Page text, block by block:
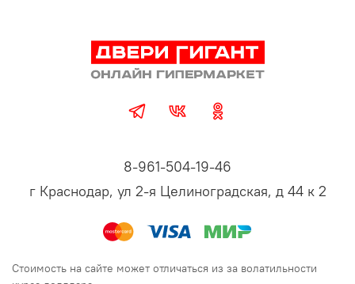
8-961-504-19-46
г Краснодар, ул 2-я Целиноградская, д 44 к 2
Стоимость на сайте может отличаться из за волатильности